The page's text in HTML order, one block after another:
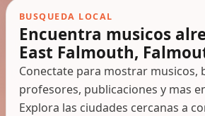
BUSQUEDA LOCAL
Encuentra musicos
East Falmouth,
Conectate para mostrar musicos,
profesores, publicaciones y mas
Explora las ciudades cercanas a